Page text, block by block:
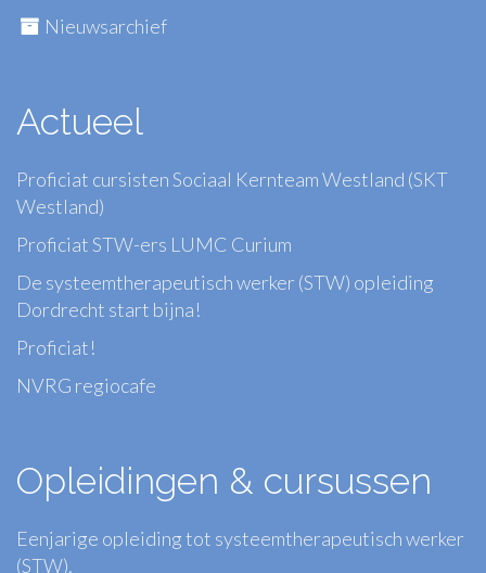
Nieuwsarchief
Actueel
Proficiat cursisten Sociaal Kernteam Westland (SKT
Westland)
Proficiat STW-ers LUMC Curium
De systeemtherapeutisch werker (STW) opleiding
Dordrecht start bijna!
Proficiat!
NVRG regiocafe
Opleidingen & cursussen
Eenjarige opleiding tot systeemtherapeutisch werker
(STW).